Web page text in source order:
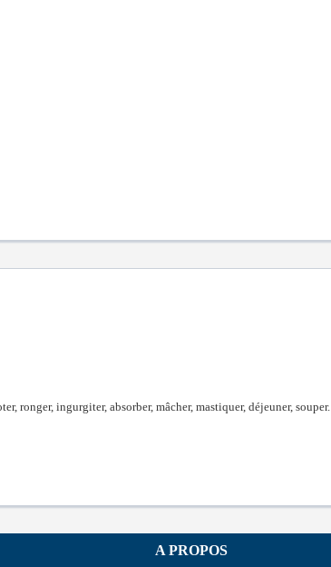
ronger, ingurgiter, absorber, mâcher, mastiquer, déjeuner, souper.
A PROPOS